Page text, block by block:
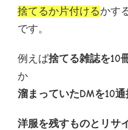
捨てるか片付けるかす
です。
例えば捨てる雑誌を10
か
溜まっていたDMを10
洋服を残すものとリサ